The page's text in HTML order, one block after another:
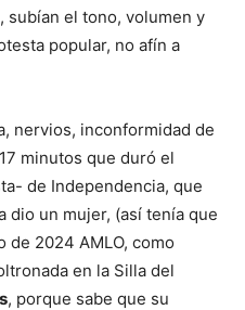
subían el tono, volumen y
popular, no afín a
nervios, inconformidad de
minutos que duró el
de Independencia, que
dio un mujer, (así tenía que
de 2024 AMLO, como
en la Silla del
, porque sabe que su